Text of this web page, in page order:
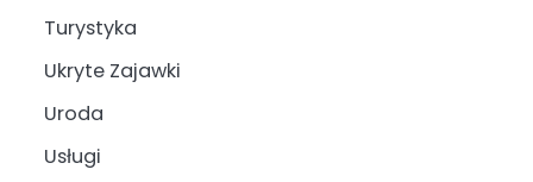
Turystyka
Ukryte Zajawki
Uroda
Usługi